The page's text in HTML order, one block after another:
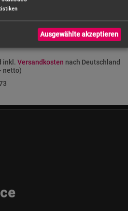
inkl. Versandkosten nach Deutschland
netto)
Ausgewählte akzeptieren